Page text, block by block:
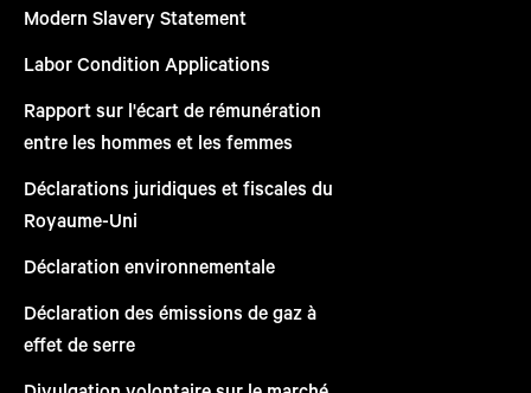
Modern Slavery Statement
Labor Condition Applications
Rapport sur l'écart de rémunération
entre les hommes et les femmes
Déclarations juridiques et fiscales du
Royaume-Uni
Déclaration environnementale
Déclaration des émissions de gaz à
effet de serre